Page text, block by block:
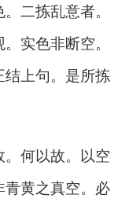
二拣乱意者。
实色非断空。
上句。是所拣
何以故。以空
黄之真空。必